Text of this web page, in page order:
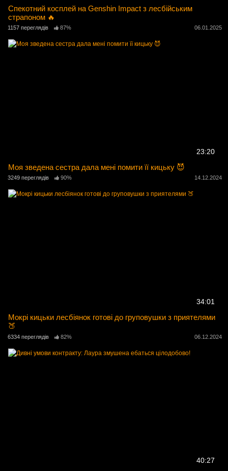
Спекотний косплей на Genshin Impact з лесбійським
страпоном 🔥
1157 переглядів 87% 06.01.2025
23:20
Моя зведена сестра дала мені помити її кицьку 😈
3249 переглядів 90% 14.12.2024
34:01
Мокрі кицьки лесбіянок готові до груповушки з приятелями
🍑
6334 переглядів 82% 06.12.2024
40:27